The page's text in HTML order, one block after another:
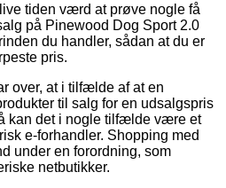
tiden værd at prøve nogle få
på Pinewood Dog Sport 2.0
du handler, sådan at du er
pris.
over, at i tilfælde af at en
til salg for en udsalgspris
kan det i nogle tilfælde være et
e-forhandler. Shopping med
under en forordning, som
netbutikker.